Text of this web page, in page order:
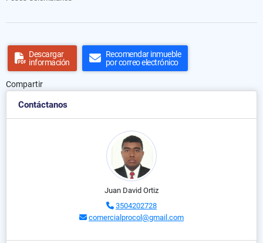
Descargar
información
Recomendar inmueble
por correo electrónico
Compartir
Contáctanos
Juan David Ortiz
3504202728
comercialprocol@gmail.com